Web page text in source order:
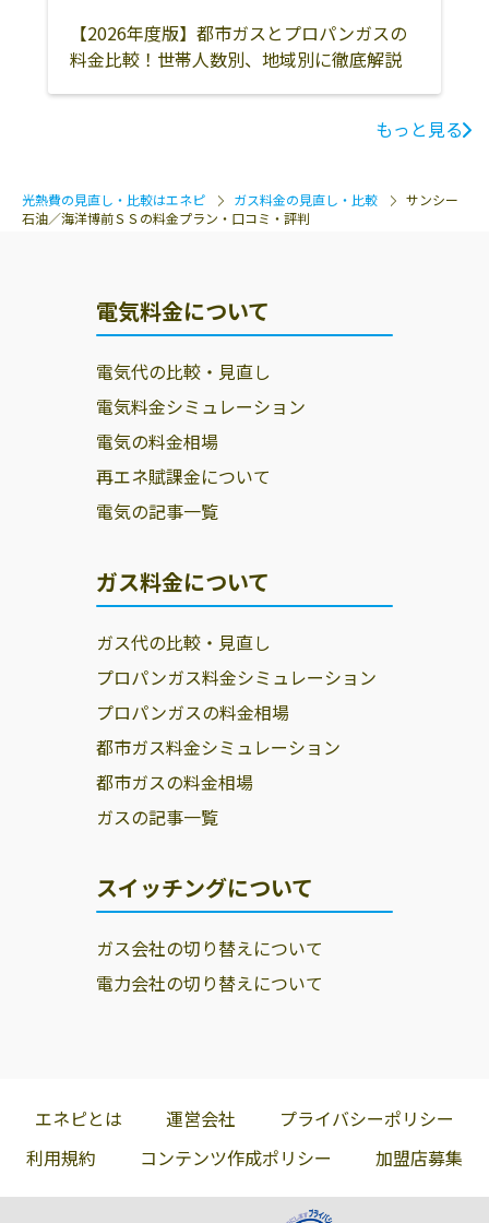
【2026年度版】都市ガスとプロパンガスの
料金比較！世帯人数別、地域別に徹底解説
もっと見る
光熱費の見直し・比較はエネピ ガス料金の見直し・比較
サンシー
石油／海洋博前ＳＳの料金プラン・口コミ・評判
電気料金について
電気代の比較・見直し
電気料金シミュレーション
電気の料金相場
再エネ賦課金について
電気の記事一覧
ガス料金について
ガス代の比較・見直し
プロパンガス料金シミュレーション
プロパンガスの料金相場
都市ガス料金シミュレーション
都市ガスの料金相場
ガスの記事一覧
スイッチングについて
ガス会社の切り替えについて
電力会社の切り替えについて
エネピとは 運営会社
プライバシーポリシー
利用規約
コンテンツ作成ポリシー 加盟店募集